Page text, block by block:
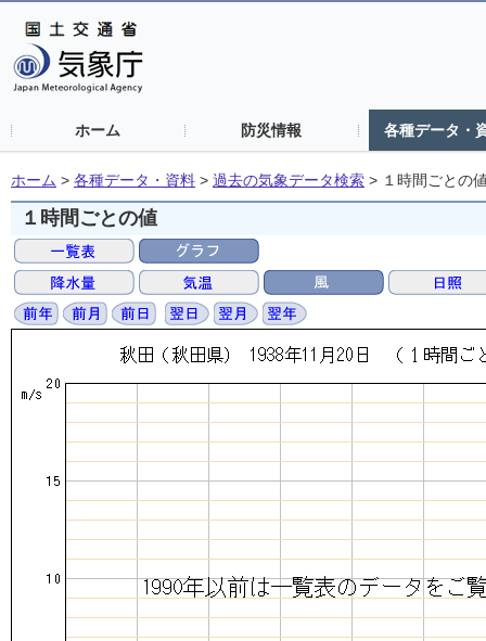
ホーム 防災情報 各種データ・
ホーム > 各種データ・資料 > 過去の気象データ検索 > １時間ごとの
１時間ごとの値